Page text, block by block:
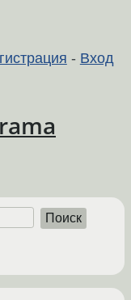
- Вход
Поиск